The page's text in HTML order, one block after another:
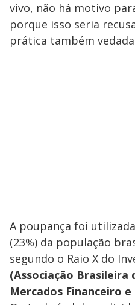
vivo, não há motivo
porque isso seria
prática também vedada
A poupança foi
(23%) da população
segundo o Raio X do
(Associação Brasileira
Mercados Financeiro